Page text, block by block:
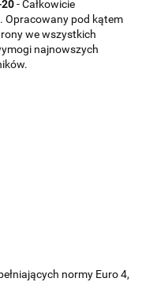
- Całkowicie
Opracowany pod kątem
we wszystkich
najnowszych
normy Euro 4,